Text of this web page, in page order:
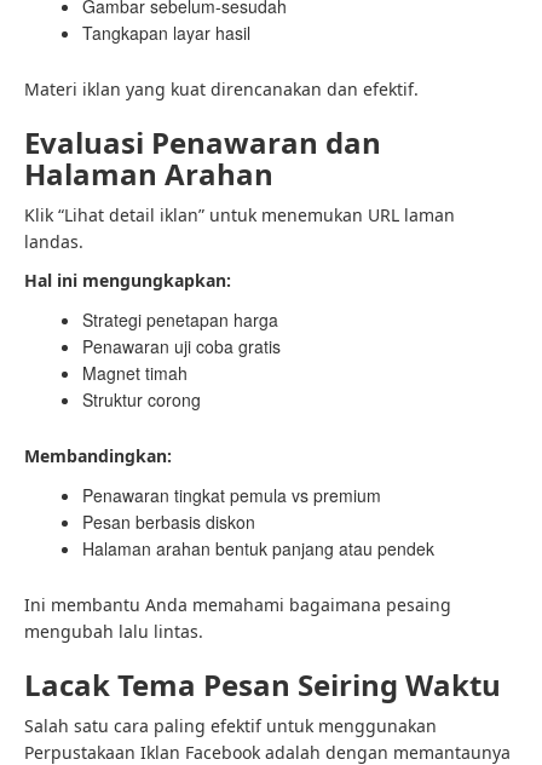
Gambar sebelum-sesudah
Tangkapan layar hasil
Materi iklan yang kuat direncanakan dan efektif.
Evaluasi Penawaran dan
Halaman Arahan
Klik “Lihat detail iklan” untuk menemukan URL laman
landas.
Hal ini mengungkapkan:
Strategi penetapan harga
Penawaran uji coba gratis
Magnet timah
Struktur corong
Membandingkan:
Penawaran tingkat pemula vs premium
Pesan berbasis diskon
Halaman arahan bentuk panjang atau pendek
Ini membantu Anda memahami bagaimana pesaing
mengubah lalu lintas.
Lacak Tema Pesan Seiring Waktu
Salah satu cara paling efektif untuk menggunakan
Perpustakaan Iklan Facebook adalah dengan memantaunya